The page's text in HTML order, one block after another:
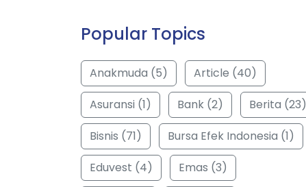
Popular Topics
Anakmuda (5)
Article (40)
Asuransi (1)
Bank (2)
Berita (23)
Bisnis (71)
Bursa Efek Indonesia (1)
Eduvest (4)
Emas (3)